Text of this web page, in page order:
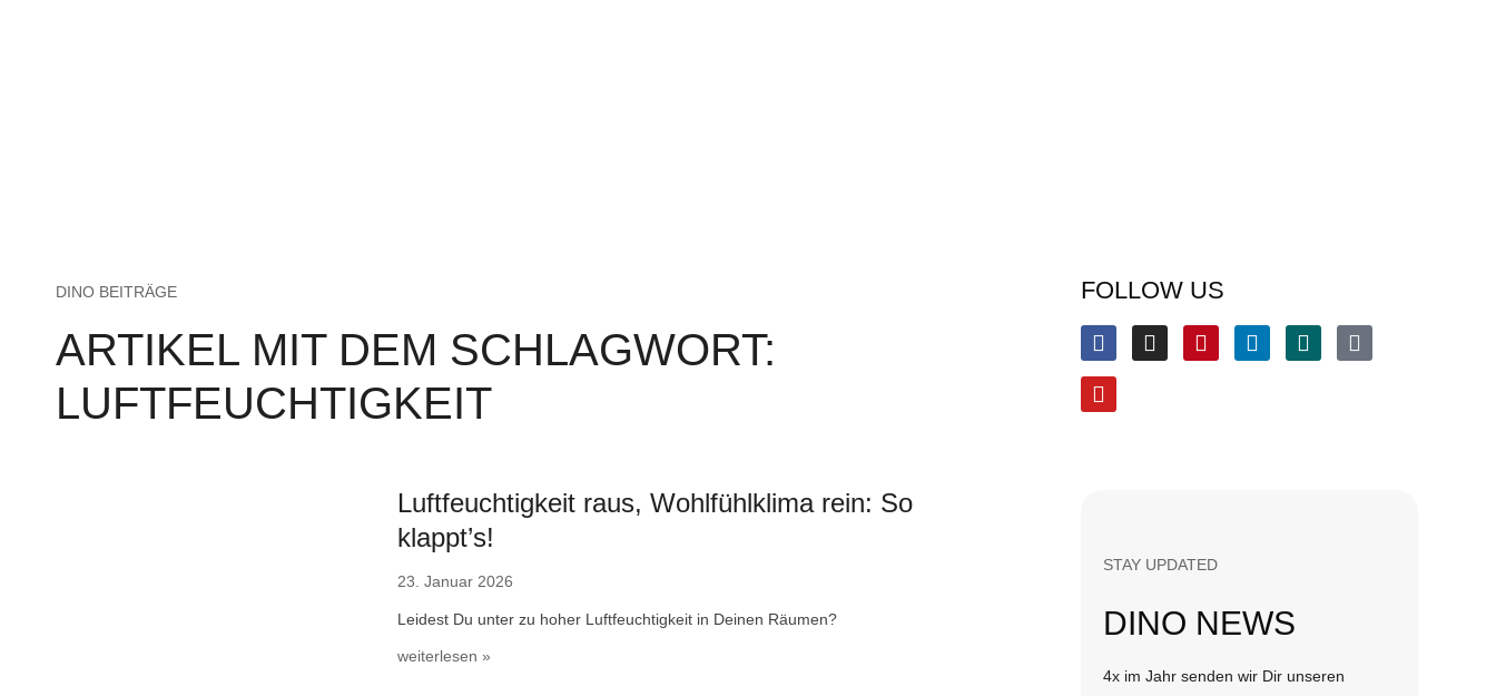
DINO BEITRÄGE
ARTIKEL MIT DEM SCHLAGWORT:
LUFTFEUCHTIGKEIT
Luftfeuchtigkeit raus, Wohlfühlklima rein: So
klappt’s!
23. Januar 2026
Leidest Du unter zu hoher Luftfeuchtigkeit in Deinen Räumen?
weiterlesen »
FOLLOW US
STAY UPDATED
DINO NEWS
4x im Jahr senden wir Dir unseren